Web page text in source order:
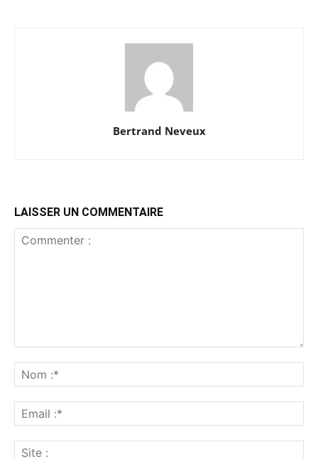
Bertrand Neveux
LAISSER UN COMMENTAIRE